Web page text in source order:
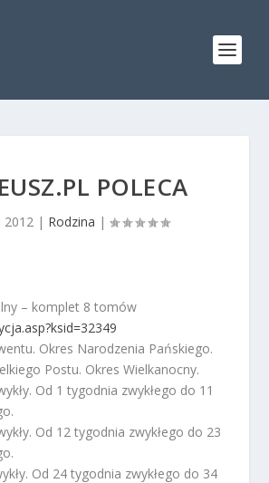
POLECA
2012| Rodzina |
– komplet 8 tomów
Okres Narodzenia Pańskiego.
Postu. Okres Wielkanocny.
Od 1 tygodnia zwykłego do 11
Od 12 tygodnia zwykłego do 23
Od 24 tygodnia zwykłego do 34